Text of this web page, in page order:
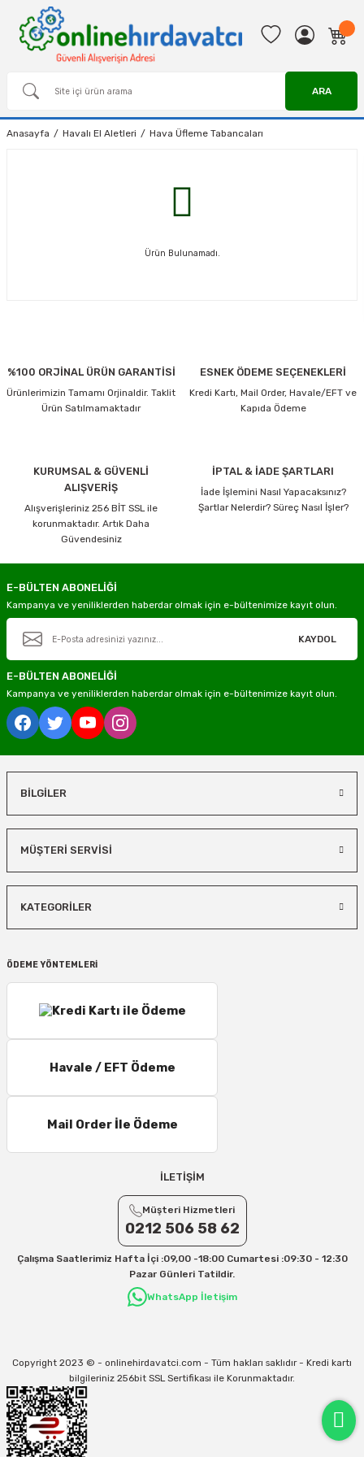
ARA
Anasayfa Havalı El Aletleri Hava Üfleme Tabancaları
Ürün Bulunamadı.
%100 ORJİNAL ÜRÜN GARANTİSİ
Ürünlerimizin Tamamı Orjinaldir. Taklit
Ürün Satılmamaktadır
ESNEK ÖDEME SEÇENEKLERİ
Kredi Kartı, Mail Order, Havale/EFT ve
Kapıda Ödeme
KURUMSAL & GÜVENLİ
ALIŞVERİŞ
Alışverişleriniz 256 BİT SSL ile
korunmaktadır. Artık Daha
Güvendesiniz
İPTAL & İADE ŞARTLARI
İade İşlemini Nasıl Yapacaksınız?
Şartlar Nelerdir? Süreç Nasıl İşler?
E-BÜLTEN ABONELİĞİ
Kampanya ve yeniliklerden haberdar olmak için e-bültenimize kayıt olun.
KAYDOL
E-BÜLTEN ABONELİĞİ
Kampanya ve yeniliklerden haberdar olmak için e-bültenimize kayıt olun.
BİLGİLER
MÜŞTERİ SERVİSİ
KATEGORİLER
ÖDEME YÖNTEMLERİ
Havale / EFT Ödeme
Mail Order İle Ödeme
İLETİŞİM
Müşteri Hizmetleri
0212 506 58 62
Çalışma Saatlerimiz Hafta İçi :09,00 -18:00 Cumartesi :09:30 - 12:30
Pazar Günleri Tatildir.
WhatsApp İletişim
Copyright 2023 © - onlinehirdavatci.com - Tüm hakları saklıdır - Kredi kartı
bilgileriniz 256bit SSL Sertifikası ile Korunmaktadır.